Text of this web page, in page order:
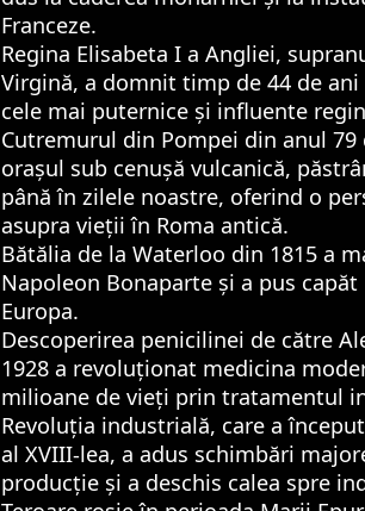
Franceze.
Regina Elisabeta I a Angliei,
Virgină, a domnit timp de 44 de
cele mai puternice și influente
Cutremurul din Pompei din anul 79
orașul sub cenușă vulcanică,
până în zilele noastre, oferind o
asupra vieții în Roma antică.
Bătălia de la Waterloo din 1815 a
Napoleon Bonaparte și a pus
Europa.
Descoperirea penicilinei de către
1928 a revoluționat medicina
milioane de vieți prin tratamentul
Revoluția industrială, care a
al XVIII-lea, a adus schimbări
producție și a deschis calea spre